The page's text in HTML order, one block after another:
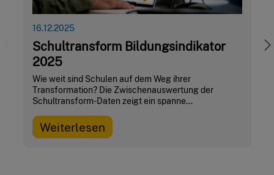
Previous
16.12.2025
Schultransform Bildungsindikator
2025
Wie weit sind Schulen auf dem Weg ihrer
Transformation? Die Zwischenauswertung der
Schultransform-Daten zeigt ein spanne...
Weiterlesen